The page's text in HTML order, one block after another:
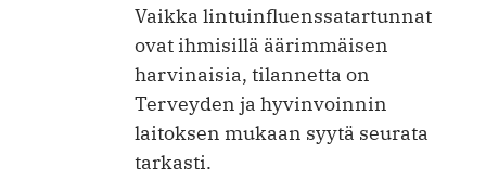
Vaikka lintuinfluenssatartunnat
ovat ihmisillä äärimmäisen
harvinaisia, tilannetta on
Terveyden ja hyvinvoinnin
laitoksen mukaan syytä seurata
tarkasti.